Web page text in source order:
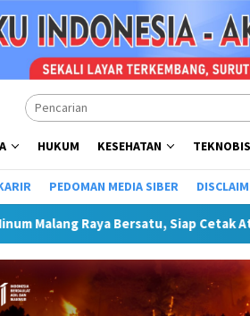
HUKUM KESEHATAN TEKNOBIS
PEDOMAN MEDIA SIBER
Siap Cetak Atlet Terbaik Menuju